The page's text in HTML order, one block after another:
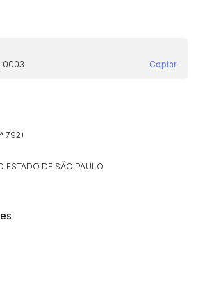
Copiar
792)
ESTADO DE SÃO PAULO
Propostas
Usuário
login
lances ou